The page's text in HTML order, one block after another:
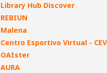
Library Hub Discover
REBIUN
Malena
Centro Esportivo Virtual - CEV
OAIster
AURA